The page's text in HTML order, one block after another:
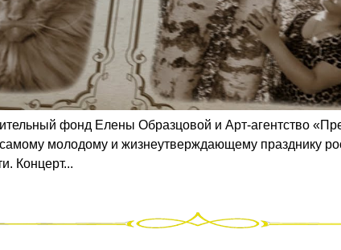
фонд Елены Образцовой и Арт-агентство
молодому и жизнеутверждающему празднику
Концерт...